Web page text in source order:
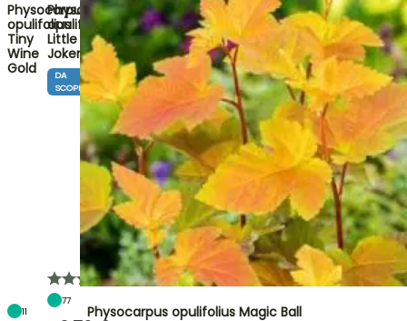
Physocarpus
opulifolius
Tiny
Wine
Gold
11
Physocarpus
opulifolius
Little
Joker
DA
SCOPRIRE
77
Physocarpus opulifolius Magic Ball